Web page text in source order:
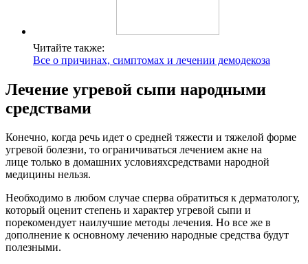
Читайте также:
Все о причинах, симптомах и лечении демодекоза
Лечение угревой сыпи народными
средствами
Конечно, когда речь идет о средней тяжести и тяжелой форме
угревой болезни, то ограничиваться лечением акне на
лице только в домашних условияхсредствами народной
медицины нельзя.
Необходимо в любом случае сперва обратиться к дерматологу,
который оценит степень и характер угревой сыпи и
порекомендует наилучшие методы лечения. Но все же в
дополнение к основному лечению народные средства будут
полезными.